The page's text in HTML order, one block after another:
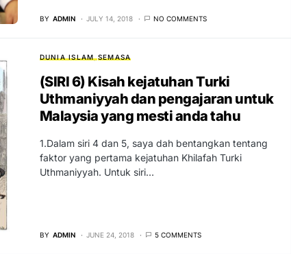
BY ADMIN JULY 14, 2018 NO COMMENTS
DUNIA ISLAM SEMASA
(SIRI 6) Kisah kejatuhan Turki
Uthmaniyyah dan pengajaran untuk
Malaysia yang mesti anda tahu
1.Dalam siri 4 dan 5, saya dah bentangkan tentang
faktor yang pertama kejatuhan Khilafah Turki
Uthmaniyyah. Untuk siri…
BY ADMIN JUNE 24, 2018 5 COMMENTS